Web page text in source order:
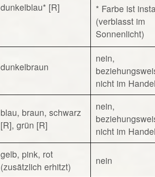
dunkelblau* [R]
* Farbe ist
(verblasst im
Sonnenlicht)
dunkelbraun
nein,
nicht im Handel
blau, braun, schwarz
[R], grün [R]
nein,
nicht im Handel
gelb, pink, rot
(zusätzlich erhitzt)
nein